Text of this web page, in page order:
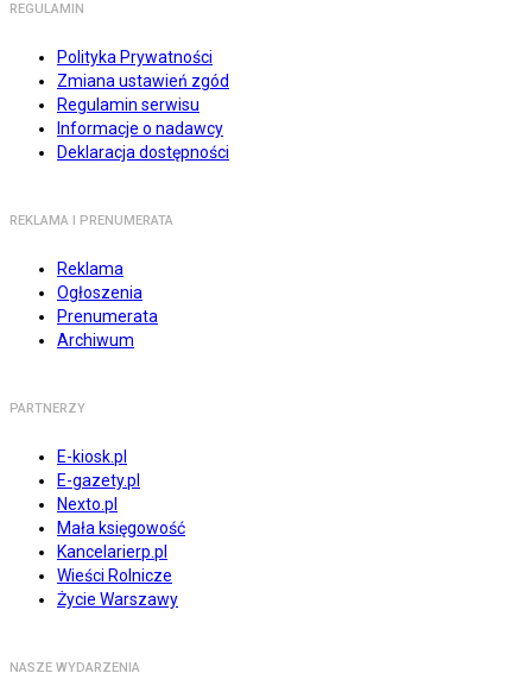
REGULAMIN
Polityka Prywatności
Zmiana ustawień zgód
Regulamin serwisu
Informacje o nadawcy
Deklaracja dostępności
REKLAMA I PRENUMERATA
Reklama
Ogłoszenia
Prenumerata
Archiwum
PARTNERZY
E-kiosk.pl
E-gazety.pl
Nexto.pl
Mała księgowość
Kancelarierp.pl
Wieści Rolnicze
Życie Warszawy
NASZE WYDARZENIA